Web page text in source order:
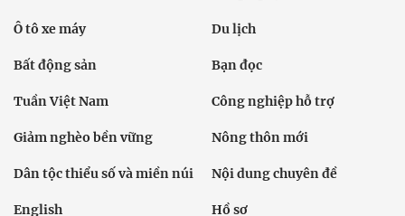
Ô tô xe máy Du lịch
Bất động sản Bạn đọc
Tuần Việt Nam Công nghiệp hỗ trợ
Giảm nghèo bền vững Nông thôn mới
Dân tộc thiểu số và miền núi Nội dung chuyên đề
English Hồ sơ